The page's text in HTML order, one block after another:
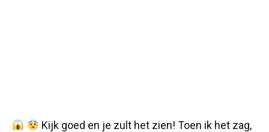
Kijk goed en je zult het zien! Toen ik het zag,